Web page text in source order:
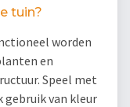
tuin?
worden
en
Speel met
gebruik van kleur